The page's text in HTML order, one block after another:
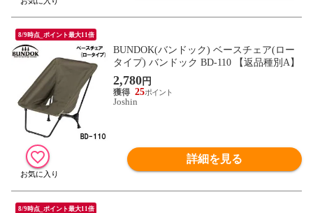
8/9時点_ポイント最大11倍
BUNDOK(バンドック) ベースチェア(ロー
タイプ) バンドック BD-110 【返品種別A】
2,780円
25
Joshin
詳細を見る
8/9時点_ポイント最大11倍